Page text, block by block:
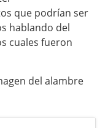
que podrían ser
hablando del
cuales fueron
del alambre